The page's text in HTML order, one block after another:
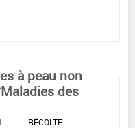
à peau non
des
RÉCOLTE